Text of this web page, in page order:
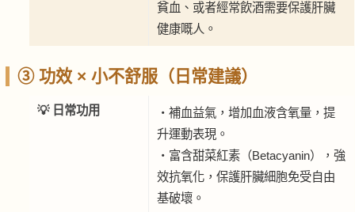
貧血、或者經常飲酒需要保護肝臟
健康嘅人。
③ 功效 × 小不舒服（日常建議）
💡 日常功用
・補血益氣，增加血液含氧量，提
升運動表現。
・富含甜菜紅素（Betacyanin），強
效抗氧化，保護肝臟細胞免受自由
基破壞。